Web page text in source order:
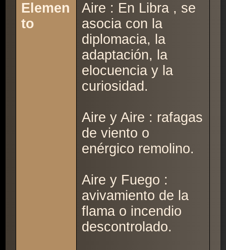
Elemen
to
Aire : En Libra , se
asocia con la
diplomacia, la
adaptación, la
elocuencia y la
curiosidad.
Aire y Aire : rafagas
de viento o
enérgico remolino.
Aire y Fuego :
avivamiento de la
flama o incendio
descontrolado.